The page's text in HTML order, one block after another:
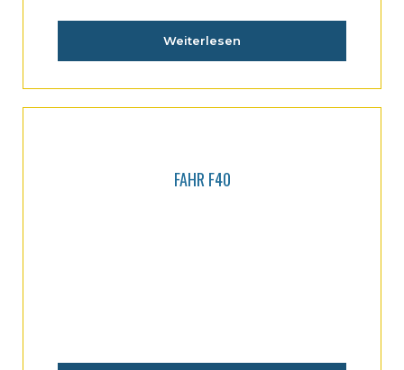
Weiterlesen
FAHR F40